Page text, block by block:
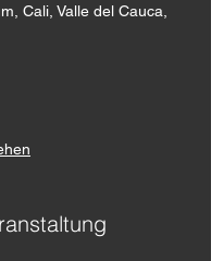
Cali, Valle del Cauca,